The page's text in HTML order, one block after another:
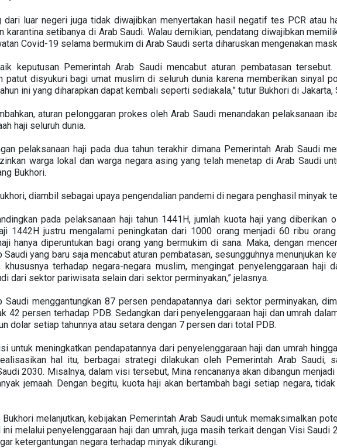
dari luar negeri juga tidak diwajibkan menyertakan hasil negatif tes PCR atau
karantina setibanya di Arab Saudi. Walau demikian, pendatang diwajibkan
Covid-19 selama bermukim di Arab Saudi serta diharuskan mengenakan
keputusan Pemerintah Arab Saudi mencabut aturan pembatasan
patut disyukuri bagi umat muslim di seluruh dunia karena memberikan sinyal
ini yang diharapkan dapat kembali seperti sediakala,” tutur Bukhori di Jakarta,
aturan pelonggaran prokes oleh Arab Saudi menandakan pelaksanaan
haji seluruh dunia.
pelaksanaan haji pada dua tahun terakhir dimana Pemerintah Arab Saudi
warga lokal dan warga negara asing yang telah menetap di Arab Saudi
Bukhori.
diambil sebagai upaya pengendalian pandemi di negara penghasil minyak
pada pelaksanaan haji tahun 1441H, jumlah kuota haji yang diberikan
1442H justru mengalami peningkatan dari 1000 orang menjadi 60 ribu
hanya diperuntukan bagi orang yang bermukim di sana. Maka, dengan
yang baru saja mencabut aturan pembatasan, sesungguhnya menunjukan
terhadap negara-negara muslim, mengingat penyelenggaraan haji
dari sektor pariwisata selain dari sektor perminyakan,” jelasnya.
Saudi menggantungkan 87 persen pendapatannya dari sektor perminyakan,
42 persen terhadap PDB. Sedangkan dari penyelenggaraan haji dan umrah
dolar setiap tahunnya atau setara dengan 7 persen dari total PDB.
untuk meningkatkan pendapatannya dari penyelenggaraan haji dan umrah
hal itu, berbagai strategi dilakukan oleh Pemerintah Arab Saudi,
2030. Misalnya, dalam visi tersebut, Mina rencananya akan dibangun
jemaah. Dengan begitu, kuota haji akan bertambah bagi setiap negara,
melanjutkan, kebijakan Pemerintah Arab Saudi untuk memaksimalkan
melalui penyelenggaraan haji dan umrah, juga masih terkait dengan Visi
ketergantungan negara terhadap minyak dikurangi.